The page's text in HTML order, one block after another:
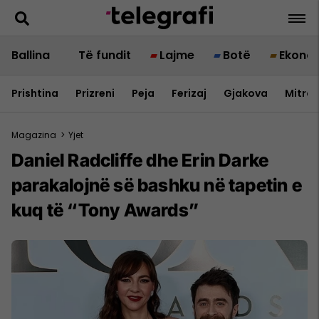
Ballina Të fundit Lajme Botë
Prishtina Prizreni Peja Ferizaj Gjakova
Magazina > Yjet
Daniel Radcliffe dhe Erin Darke
parakalojnë së bashku në tapetin e
kuq të “Tony Awards”